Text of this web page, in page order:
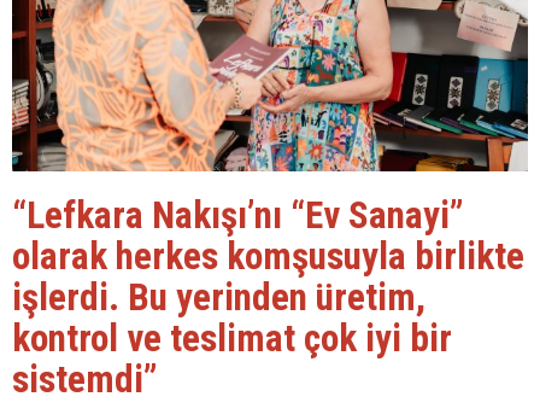
“Lefkara Nakışı’nı “Ev Sanayi”
olarak herkes komşusuyla birlikte
işlerdi. Bu yerinden üretim,
kontrol ve teslimat çok iyi bir
sistemdi”